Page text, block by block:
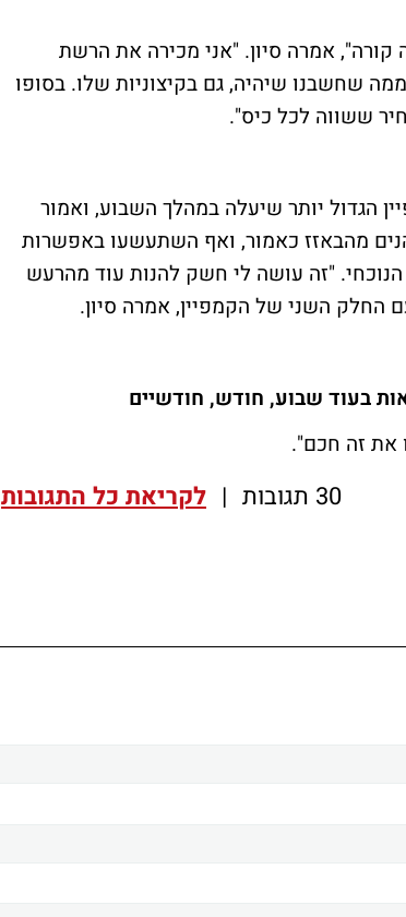
קורה", אמרה סיון. "אני מכירה את הרשת
שחשבנו שיהיה, גם בקיצוניות שלו. בסופו
ששווה לכל כיס".
הגדול יותר שיעלה במהלך השבוע, ואמור
מהבאזז כאמור, ואף השתעשעו באפשרות
"זה עושה לי חשק להנות עוד מהרעש
החלק השני של הקמפיין, אמרה סיון.
בעוד שבוע, חודש, חודשיים
את זה חכם".
30 תגובות | לקריאת כל התגובות